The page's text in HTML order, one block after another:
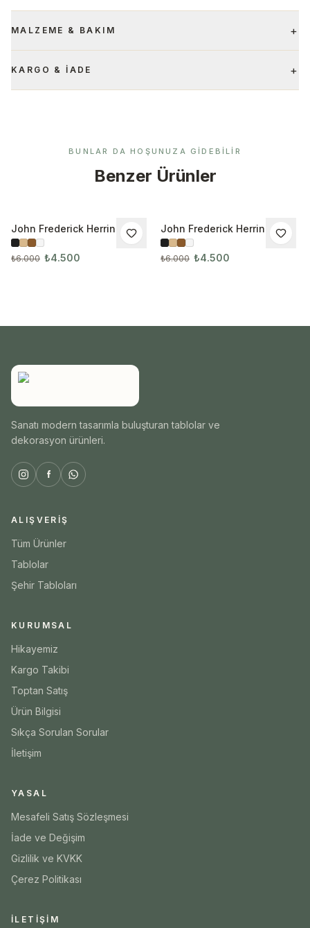
MALZEME & BAKIM +
KARGO & İADE +
BUNLAR DA HOŞUNUZA GIDEBILIR
Benzer Ürünler
İNDIRIM
John Frederick Herring
Ahşap Çerçeveli 3’lü Tablo
Seti 3016
₺6.000 ₺4.500
İNDIRIM
John Frederick Herring
Ahşap Çerçeveli 3’lü Tablo
Seti 3017
₺6.000 ₺4.500
Sanatı modern tasarımla buluşturan tablolar ve
dekorasyon ürünleri.
ALIŞVERIŞ
Tüm Ürünler
Tablolar
Şehir Tabloları
KURUMSAL
Hikayemiz
Kargo Takibi
Toptan Satış
Ürün Bilgisi
Sıkça Sorulan Sorular
İletişim
YASAL
Mesafeli Satış Sözleşmesi
İade ve Değişim
Gizlilik ve KVKK
Çerez Politikası
İLETIŞIM